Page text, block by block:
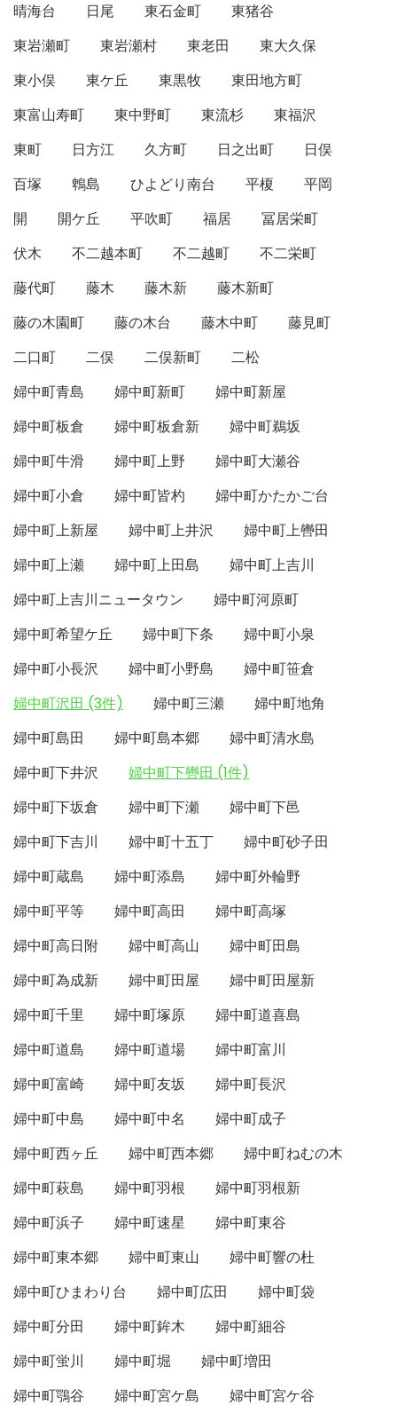
晴海台 日尾 東石金町
東猪谷
東岩瀬町
東岩瀬村 東老田
東大久保
東小俣
東ケ丘 東黒牧
東田地方町
東富山寿町
東中野町 東流杉
東福沢
東町
日方江 久方町 日之出町
日俣
百塚
鵯島 ひよどり南台 平榎
平岡
開
開ケ丘 平吹町 福居
冨居栄町
伏木
不二越本町 不二越町
不二栄町
藤代町
藤木 藤木新
藤木新町
藤の木園町
藤の木台 藤木中町
藤見町
二口町
二俣 二俣新町
二松
婦中町青島
婦中町新町
婦中町新屋
婦中町板倉
婦中町板倉新
婦中町鵜坂
婦中町牛滑
婦中町上野
婦中町大瀬谷
婦中町小倉
婦中町皆杓
婦中町かたかご台
婦中町上新屋
婦中町上井沢
婦中町上轡田
婦中町上瀬
婦中町上田島
婦中町上吉川
婦中町上吉川ニュータウン
婦中町河原町
婦中町希望ケ丘
婦中町下条
婦中町小泉
婦中町小長沢
婦中町小野島
婦中町笹倉
婦中町沢田 (3件)
婦中町三瀬
婦中町地角
婦中町島田
婦中町島本郷
婦中町清水島
婦中町下井沢
婦中町下轡田 (1件)
婦中町下坂倉
婦中町下瀬
婦中町下邑
婦中町下吉川
婦中町十五丁
婦中町砂子田
婦中町蔵島
婦中町添島
婦中町外輪野
婦中町平等
婦中町高田
婦中町高塚
婦中町高日附
婦中町高山
婦中町田島
婦中町為成新
婦中町田屋
婦中町田屋新
婦中町千里
婦中町塚原
婦中町道喜島
婦中町道島
婦中町道場
婦中町富川
婦中町富崎
婦中町友坂
婦中町長沢
婦中町中島
婦中町中名
婦中町成子
婦中町西ヶ丘
婦中町西本郷
婦中町ねむの木
婦中町萩島
婦中町羽根
婦中町羽根新
婦中町浜子
婦中町速星
婦中町東谷
婦中町東本郷
婦中町東山
婦中町響の杜
婦中町ひまわり台
婦中町広田
婦中町袋
婦中町分田
婦中町鉾木
婦中町細谷
婦中町蛍川
婦中町堀
婦中町増田
婦中町鶚谷
婦中町宮ケ島
婦中町宮ケ谷